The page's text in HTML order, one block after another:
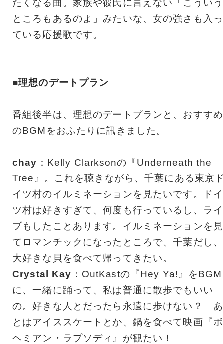
たくなる曲。家族や彼氏に言えない「こういう
ところもあるのよ」みたいな、女の強さも入っ
ている応援歌です。
■理想のデートプラン
番組後半は、理想のデートプランと、おすすめ
のBGMをおふたりに訊きました。
chay ：Kelly Clarksonの『Underneath the
Tree』。これを聴きながら、千葉にある東京
イツ村のイルミネーションを見たいです。ドイ
ツ村は好きすぎて、何度も行っているし、ライ
ブもしたことあります。イルミネーションを見
てロマンチックになったところで、千葉だし、
大好きな貝を食べて帰ってきたい。
Crystal Kay ：OutKastの『Hey Ya!』をBGM
に、一緒に踊って、私は普通に散歩でもいい
の。好きな人とだったら永遠に歩けない？ あ
とはアイススケートとか、鍋を食べて映画『ボ
ヘミアン・ラプソディ』が観たい！